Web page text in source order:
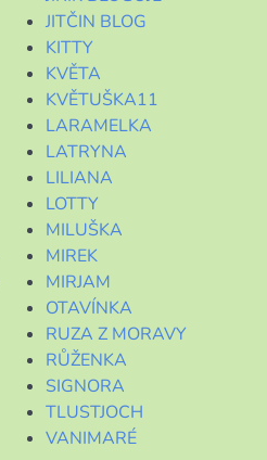
JITČIN BLOG
KITTY
KVĚTA
KVĚTUŠKA11
LARAMELKA
LATRYNA
LILIANA
LOTTY
MILUŠKA
MIREK
MIRJAM
OTAVÍNKA
RUZA Z MORAVY
RŮŽENKA
SIGNORA
TLUSTJOCH
VANIMARÉ